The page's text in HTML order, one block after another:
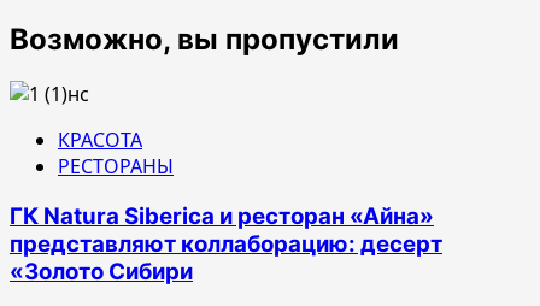
Возможно, вы пропустили
КРАСОТА
РЕСТОРАНЫ
ГК Natura Siberica и ресторан «Айна»
представляют коллаборацию: десерт
«Золото Сибири